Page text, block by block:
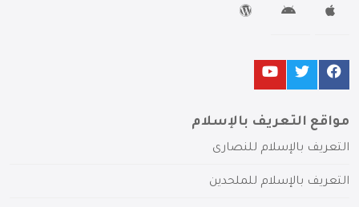
مواقع التعريف بالإسلام
التعريف بالإسلام للنصارى
التعريف بالإسلام للملحدين